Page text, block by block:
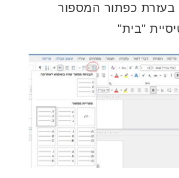
בעזרת כפתור המספור
"בית"